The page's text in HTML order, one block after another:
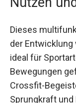
Nutzen
Dieses
der
ideal für
kräftige
Muss für